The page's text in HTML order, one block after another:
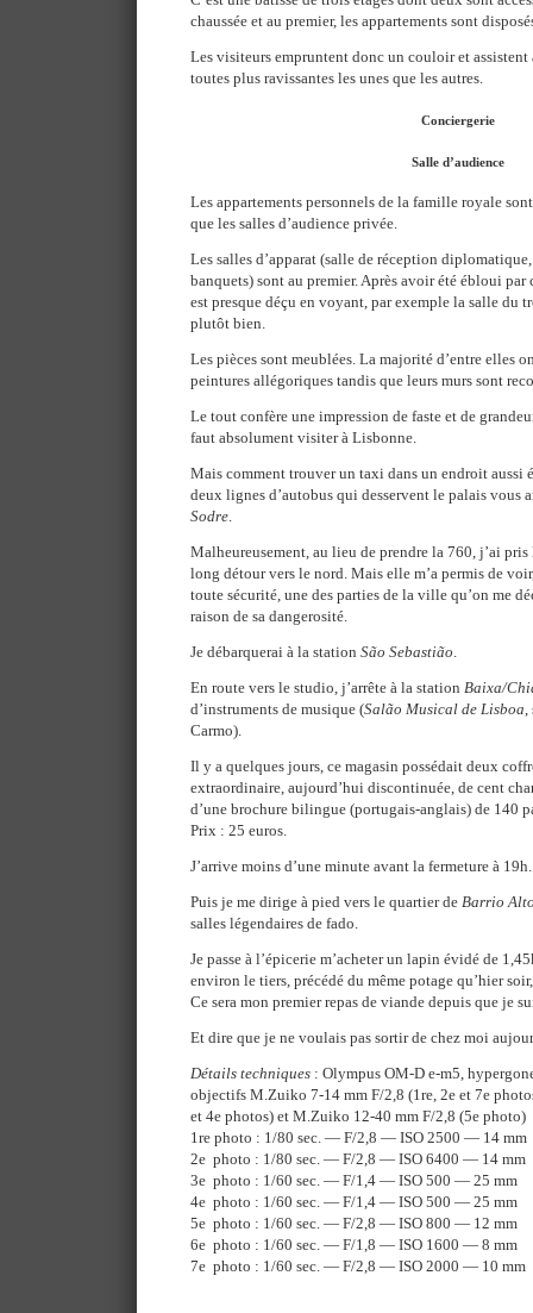
chaussée et au premier, les appartements sont
Les visiteurs empruntent donc un couloir et assistent
toutes plus ravissantes les unes que les autres.
Conciergerie
Salle d’audience
Les appartements personnels de la famille royale
que les salles d’audience privée.
Les salles d’apparat (salle de réception
banquets) sont au premier. Après avoir été ébloui par
est presque déçu en voyant, par exemple la salle du
plutôt bien.
Les pièces sont meublées. La majorité d’entre elles
peintures allégoriques tandis que leurs murs sont
Le tout confère une impression de faste et de
faut absolument visiter à Lisbonne.
Mais comment trouver un taxi dans un endroit aussi
deux lignes d’autobus qui desservent le palais vous
Sodre.
Malheureusement, au lieu de prendre la 760, j’ai
long détour vers le nord. Mais elle m’a permis de
toute sécurité, une des parties de la ville qu’on me
raison de sa dangerosité.
Je débarquerai à la station São Sebastião.
En route vers le studio, j’arrête à la station Baixa/
d’instruments de musique (Salão Musical de Lisboa,
Carmo).
Il y a quelques jours, ce magasin possédait deux
extraordinaire, aujourd’hui discontinuée, de cent
d’une brochure bilingue (portugais-anglais) de 140
Prix : 25 euros.
J’arrive moins d’une minute avant la fermeture à 19h.
Puis je me dirige à pied vers le quartier de Barrio
salles légendaires de fado.
Je passe à l’épicerie m’acheter un lapin évidé de
environ le tiers, précédé du même potage qu’hier
Ce sera mon premier repas de viande depuis que je
Et dire que je ne voulais pas sortir de chez moi
Détails techniques : Olympus OM-D e-m5,
objectifs M.Zuiko 7-14 mm F/2,8 (1re, 2e et 7e
et 4e photos) et M.Zuiko 12-40 mm F/2,8 (5e photo)
1re photo : 1/80 sec. — F/2,8 — ISO 2500 — 14 mm
2e photo : 1/80 sec. — F/2,8 — ISO 6400 — 14 mm
3e photo : 1/60 sec. — F/1,4 — ISO 500 — 25 mm
4e photo : 1/60 sec. — F/1,4 — ISO 500 — 25 mm
5e photo : 1/60 sec. — F/2,8 — ISO 800 — 12 mm
6e photo : 1/60 sec. — F/1,8 — ISO 1600 — 8 mm
7e photo : 1/60 sec. — F/2,8 — ISO 2000 — 10 mm